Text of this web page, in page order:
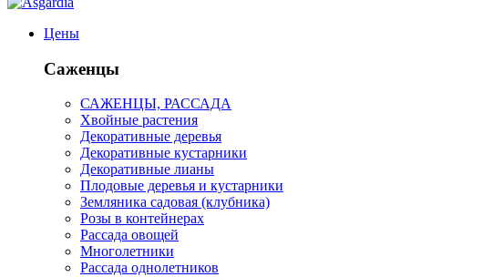
Цены
Саженцы
САЖЕНЦЫ, РАССАДА
Хвойные растения
Декоративные деревья
Декоративные кустарники
Декоративные лианы
Плодовые деревья и кустарники
Земляника садовая (клубника)
Розы в контейнерах
Рассада овощей
Многолетники
Рассада однолетников